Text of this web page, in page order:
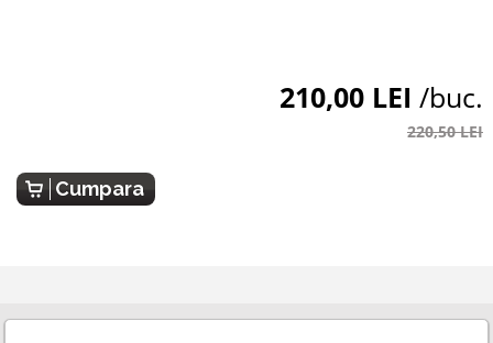
210,00 LEI /buc.
220,50 LEI
Cumpara